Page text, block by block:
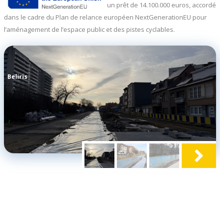
un prêt de 14.100.000 euros, accordé
dans le cadre du Plan de relance européen NextGenerationEU pour
l’aménagement de l’espace public et des pistes cyclables.
Beliris